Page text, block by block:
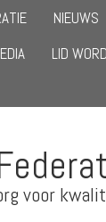
NIEUWS
LID
voor